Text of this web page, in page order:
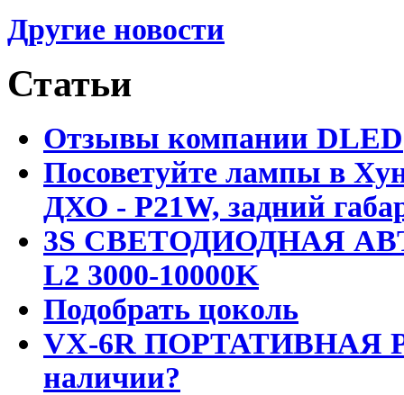
Другие новости
Статьи
Отзывы компании DLED
Посоветуйте лампы в
ДХО - P21W, задний
3S СВЕТОДИОДНАЯ
L2 3000-10000K
Подобрать цоколь
VX-6R ПОРТАТИВНАЯ
наличии?